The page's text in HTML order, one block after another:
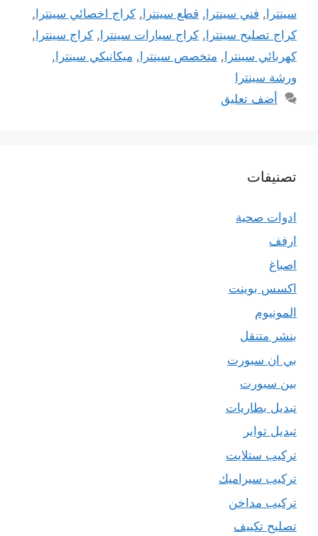
سينترا, فني سينترا, قطع سينترا, كراج اخصائي سينترا,
كراج تصليح سينترا, كراج سيارات سينترا, كراج سينترا,
كهربائي سينترا, متخصص سينترا, ميكانيكي سينترا,
ورشة سينترا
أضف تعليق
تصنيفات
ادوات صحية
ارفف
اصباغ
اكسس بوينت
المونيوم
بنشر متنقل
بي ان سبورت
بين سبورت
تبديل بطاريات
تبديل تواير
تركيب ستلايت
تركيب سيراميك
تركيب مداخن
تصليح تكييف